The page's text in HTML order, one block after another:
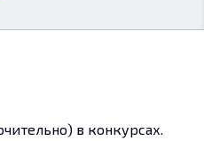
в конкурсах.